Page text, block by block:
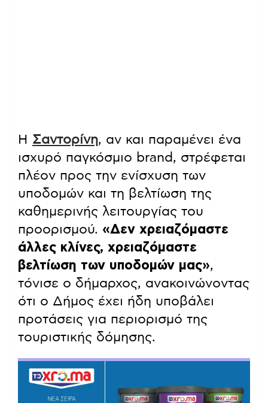
Η Σαντορίνη, αν και παραμένει ένα
ισχυρό παγκόσμιο brand, στρέφεται
πλέον προς την ενίσχυση των
υποδομών και τη βελτίωση της
καθημερινής λειτουργίας του
προορισμού. «Δεν χρειαζόμαστε
άλλες κλίνες, χρειαζόμαστε
βελτίωση των υποδομών μας»,
τόνισε ο δήμαρχος, ανακοινώνοντας
ότι ο Δήμος έχει ήδη υποβάλει
προτάσεις για περιορισμό της
τουριστικής δόμησης.